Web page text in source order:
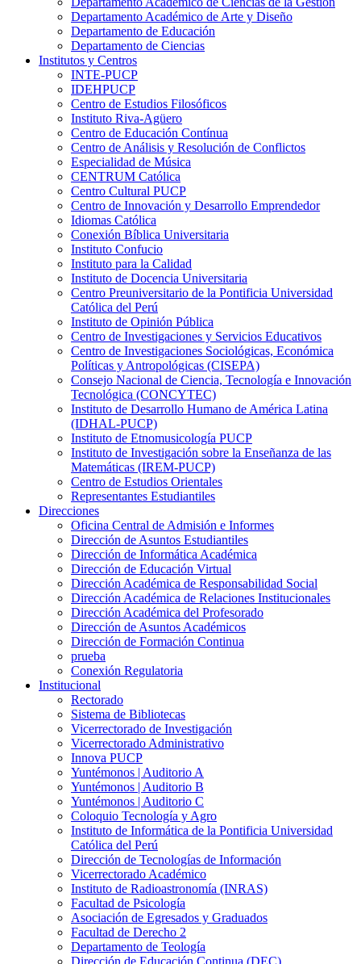
Departamento Académico de Arte y Diseño
Departamento de Educación
Departamento de Ciencias
Institutos y Centros
INTE-PUCP
IDEHPUCP
Centro de Estudios Filosóficos
Instituto Riva-Agüero
Centro de Educación Contínua
Centro de Análisis y Resolución de Conflictos
Especialidad de Música
CENTRUM Católica
Centro Cultural PUCP
Centro de Innovación y Desarrollo Emprendedor
Idiomas Católica
Conexión Bíblica Universitaria
Instituto Confucio
Instituto para la Calidad
Instituto de Docencia Universitaria
Centro Preuniversitario de la Pontificia Universidad
Católica del Perú
Instituto de Opinión Pública
Centro de Investigaciones y Servicios Educativos
Centro de Investigaciones Sociológicas, Económica
Políticas y Antropológicas (CISEPA)
Consejo Nacional de Ciencia, Tecnología e Innovación
Tecnológica (CONCYTEC)
Instituto de Desarrollo Humano de América Latina
(IDHAL-PUCP)
Instituto de Etnomusicología PUCP
Instituto de Investigación sobre la Enseñanza de las
Matemáticas (IREM-PUCP)
Centro de Estudios Orientales
Representantes Estudiantiles
Direcciones
Oficina Central de Admisión e Informes
Dirección de Asuntos Estudiantiles
Dirección de Informática Académica
Dirección de Educación Virtual
Dirección Académica de Responsabilidad Social
Dirección Académica de Relaciones Institucionales
Dirección Académica del Profesorado
Dirección de Asuntos Académicos
Dirección de Formación Continua
prueba
Conexión Regulatoria
Institucional
Rectorado
Sistema de Bibliotecas
Vicerrectorado de Investigación
Vicerrectorado Administrativo
Innova PUCP
Yuntémonos | Auditorio A
Yuntémonos | Auditorio B
Yuntémonos | Auditorio C
Coloquio Tecnología y Agro
Instituto de Informática de la Pontificia Universidad
Católica del Perú
Dirección de Tecnologías de Información
Vicerrectorado Académico
Instituto de Radioastronomía (INRAS)
Facultad de Psicología
Asociación de Egresados y Graduados
Facultad de Derecho 2
Departamento de Teología
Dirección de Educación Continua (DEC)